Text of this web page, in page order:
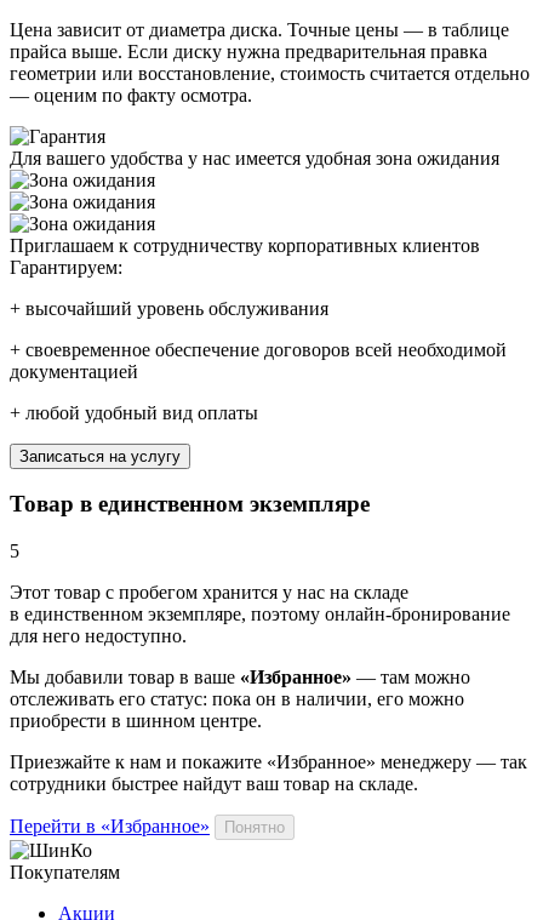
Цена зависит от диаметра диска. Точные цены — в таблице
прайса выше. Если диску нужна предварительная правка
геометрии или восстановление, стоимость считается отдельно
— оценим по факту осмотра.
Для вашего удобства у нас имеется удобная зона ожидания
Приглашаем к сотрудничеству корпоративных клиентов
Гарантируем:
+ высочайший уровень обслуживания
+ своевременное обеспечение договоров всей необходимой
документацией
+ любой удобный вид оплаты
Записаться на услугу
Товар в единственном экземпляре
5
Этот товар с пробегом хранится у нас на складе
в единственном экземпляре, поэтому онлайн-бронирование
для него недоступно.
Мы добавили товар в ваше «Избранное» — там можно
отслеживать его статус: пока он в наличии, его можно
приобрести в шинном центре.
Приезжайте к нам и покажите «Избранное» менеджеру — так
сотрудники быстрее найдут ваш товар на складе.
Перейти в «Избранное» Понятно
Покупателям
Акции